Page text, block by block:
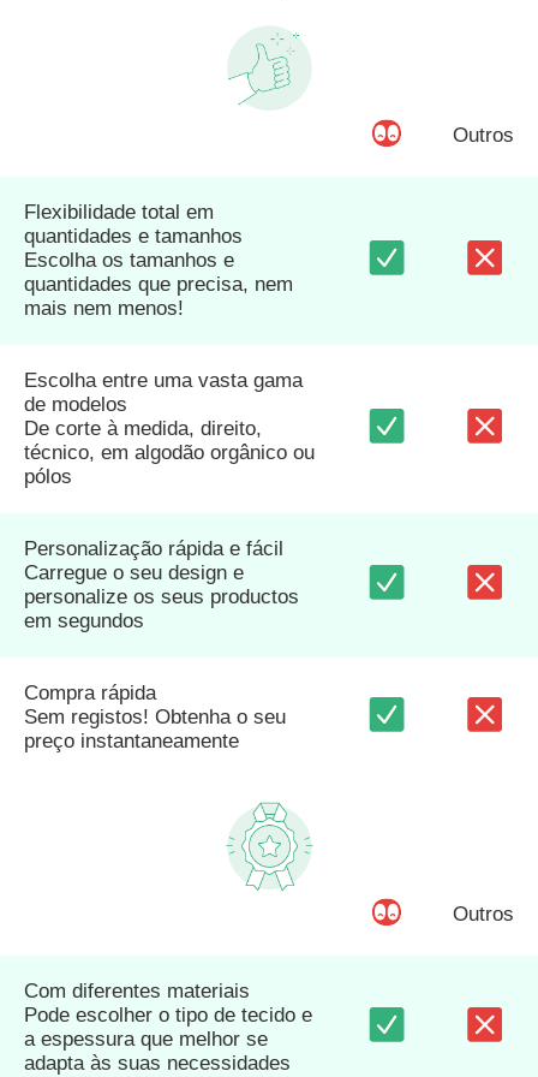
Outros
Flexibilidade total em
quantidades e tamanhos
Escolha os tamanhos e
quantidades que precisa, nem
mais nem menos!
Escolha entre uma vasta gama
de modelos
De corte à medida, direito,
técnico, em algodão orgânico ou
pólos
Personalização rápida e fácil
Carregue o seu design e
personalize os seus productos
em segundos
Compra rápida
Sem registos! Obtenha o seu
preço instantaneamente
Outros
Com diferentes materiais
Pode escolher o tipo de tecido e
a espessura que melhor se
adapta às suas necessidades